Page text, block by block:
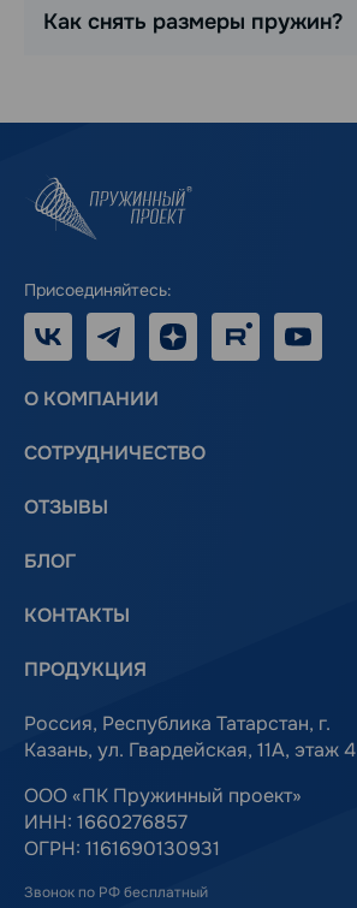
Как снять размеры пружин?
Присоединяйтесь:
Telegram Дзен RUTUBE
О КОМПАНИИ
СОТРУДНИЧЕСТВО
ОТЗЫВЫ
БЛОГ
КОНТАКТЫ
ПРОДУКЦИЯ
Россия, Республика Татарстан, г.
Казань, ул. Гвардейская, 11А, этаж 4
ООО «ПК Пружинный проект»
ИНН: 1660276857
ОГРН: 1161690130931
Звонок по РФ бесплатный